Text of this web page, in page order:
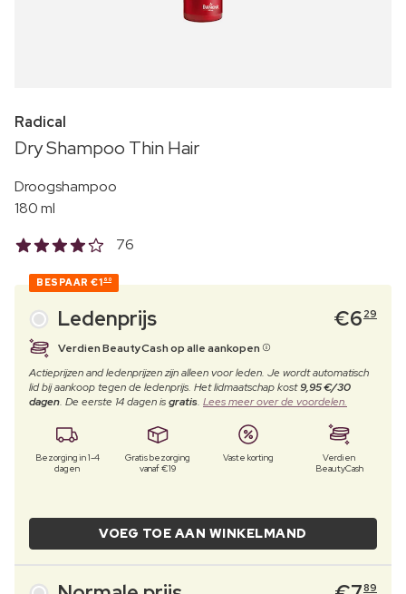
Radical
Dry Shampoo Thin Hair
Droogshampoo
180 ml
76
BESPAAR €1 60
Ledenprijs €6 29
Verdien BeautyCash op alle aankopen
Actieprijzen and ledenprijzen zijn alleen voor leden. Je wordt automatisch
lid bij aankoop tegen de ledenprijs. Het lidmaatschap kost9,95 €/30
dagen. De eerste 14 dagen isgratis. Lees meer over de voordelen.
Bezorging in 1-4
dagen
Gratis bezorging
vanaf €19
Vaste korting
Verdien
BeautyCash
VOEG TOE AAN WINKELMAND
89